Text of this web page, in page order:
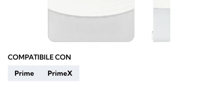
COMPATIBILE CON
Prime
PrimeX